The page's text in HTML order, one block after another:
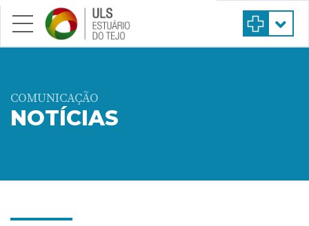
Saltar para conteúdo principal
COMUNICAÇÃO
NOTÍCIAS